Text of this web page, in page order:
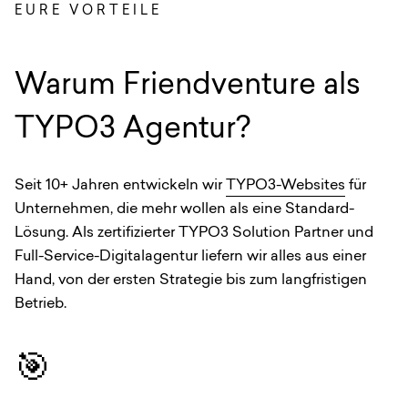
EURE VORTEILE
:
Warum Friendventure als
TYPO3 Agentur?
Seit 10+ Jahren entwickeln wir TYPO3-Websites für
Unternehmen, die mehr wollen als eine Standard-
Lösung. Als zertifizierter TYPO3 Solution Partner und
Full-Service-Digitalagentur liefern wir alles aus einer
Hand, von der ersten Strategie bis zum langfristigen
Betrieb.
🎯